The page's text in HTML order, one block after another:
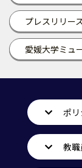
プレスリリー
愛媛大学ミュ
ポ
教